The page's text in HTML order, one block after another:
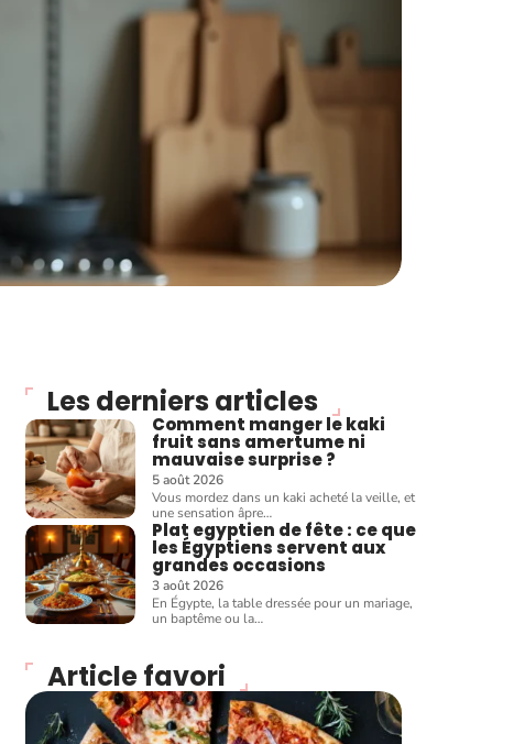
Les derniers articles
Comment manger le kaki
fruit sans amertume ni
mauvaise surprise ?
5 août 2026
Vous mordez dans un kaki acheté la veille, et
une sensation âpre…
Plat egyptien de fête : ce que
les Égyptiens servent aux
grandes occasions
3 août 2026
En Égypte, la table dressée pour un mariage,
un baptême ou la…
Article favori